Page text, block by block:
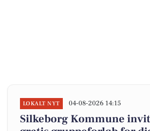
LOKALT NYT 04-08-2026 14:15
Silkeborg Kommune